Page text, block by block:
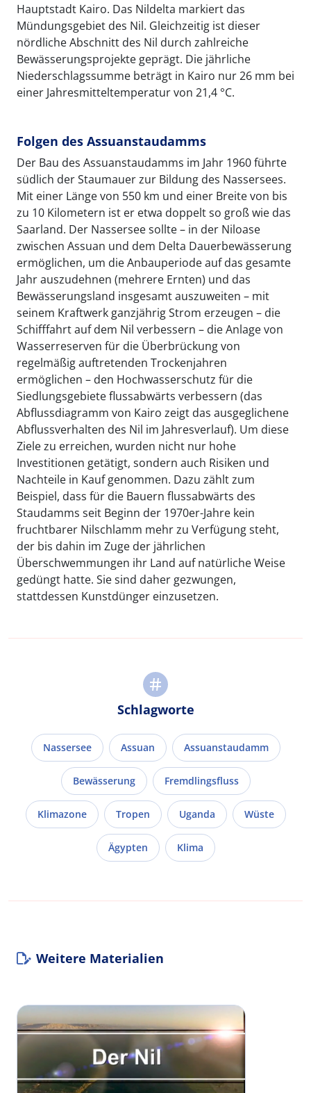
Hauptstadt Kairo. Das Nildelta markiert das
Mündungsgebiet des Nil. Gleichzeitig ist dieser
nördliche Abschnitt des Nil durch zahlreiche
Bewässerungsprojekte geprägt. Die jährliche
Niederschlagssumme beträgt in Kairo nur 26 mm bei
einer Jahresmitteltemperatur von 21,4 °C.
Folgen des Assuanstaudamms
Der Bau des Assuanstaudamms im Jahr 1960 führte
südlich der Staumauer zur Bildung des Nassersees.
Mit einer Länge von 550 km und einer Breite von bis
zu 10 Kilometern ist er etwa doppelt so groß wie das
Saarland. Der Nassersee sollte – in der Niloase
zwischen Assuan und dem Delta Dauerbewässerung
ermöglichen, um die Anbauperiode auf das gesamte
Jahr auszudehnen (mehrere Ernten) und das
Bewässerungsland insgesamt auszuweiten – mit
seinem Kraftwerk ganzjährig Strom erzeugen – die
Schifffahrt auf dem Nil verbessern – die Anlage von
Wasserreserven für die Überbrückung von
regelmäßig auftretenden Trockenjahren
ermöglichen – den Hochwasserschutz für die
Siedlungsgebiete flussabwärts verbessern (das
Abflussdiagramm von Kairo zeigt das ausgeglichene
Abflussverhalten des Nil im Jahresverlauf). Um diese
Ziele zu erreichen, wurden nicht nur hohe
Investitionen getätigt, sondern auch Risiken und
Nachteile in Kauf genommen. Dazu zählt zum
Beispiel, dass für die Bauern flussabwärts des
Staudamms seit Beginn der 1970er-Jahre kein
fruchtbarer Nilschlamm mehr zu Verfügung steht,
der bis dahin im Zuge der jährlichen
Überschwemmungen ihr Land auf natürliche Weise
gedüngt hatte. Sie sind daher gezwungen,
stattdessen Kunstdünger einzusetzen.
Schlagworte
Nassersee Assuan Assuanstaudamm
Bewässerung Fremdlingsfluss
Klimazone Tropen Uganda Wüste
Ägypten Klima
Weitere Materialien